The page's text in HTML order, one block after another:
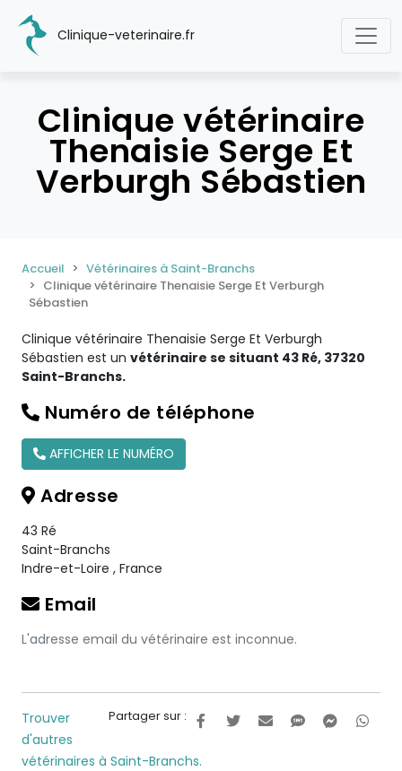
Clinique-veterinaire.fr
Clinique vétérinaire
Thenaisie Serge Et
Verburgh Sébastien
Accueil
Vétérinaires à Saint-Branchs
Clinique vétérinaire Thenaisie Serge Et Verburgh
Sébastien
Clinique vétérinaire Thenaisie Serge Et Verburgh
Sébastien est un vétérinaire se situant 43 Ré, 37320
Saint-Branchs.
Numéro de téléphone
AFFICHER LE NUMÉRO
Adresse
43 Ré
Saint-Branchs
Indre-et-Loire , France
Email
L'adresse email du vétérinaire est inconnue.
Partager sur :
Trouver
d'autres
vétérinaires à Saint-Branchs.